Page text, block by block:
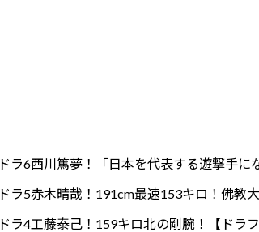
ラ6西川篤夢！「日本を代表する遊撃手に
ラ5赤木晴哉！191cm最速153キロ！佛教
ラ4工藤泰己！159キロ北の剛腕！【ドラフ